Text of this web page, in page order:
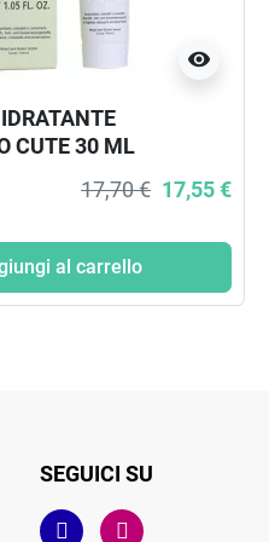
visibility
CUTE 30 ML
17,70 € 17,55 €
al carrello
SEGUICI SU